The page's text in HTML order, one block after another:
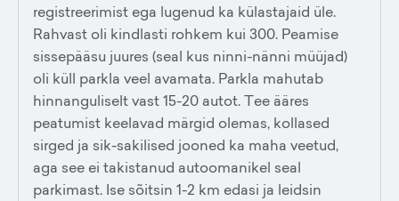
registreerimist ega lugenud ka külastajaid üle.
Rahvast oli kindlasti rohkem kui 300. Peamise
sissepääsu juures (seal kus ninni-nänni müüjad)
oli küll parkla veel avamata. Parkla mahutab
hinnanguliselt vast 15-20 autot. Tee ääres
peatumist keelavad märgid olemas, kollased
sirged ja sik-sakilised jooned ka maha veetud,
aga see ei takistanud autoomanikel seal
parkimast. Ise sõitsin 1-2 km edasi ja leidsin